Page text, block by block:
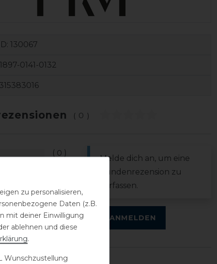
130067
0141-0132
(0)
0
0
0
Melde dich an, um eine
Kundenrezension zu
verfassen.
ANMELDEN
zu personalisieren,
Daten (z.B.
mit deiner Einwilligung
ablehnen und diese
.
Wunschzustellung